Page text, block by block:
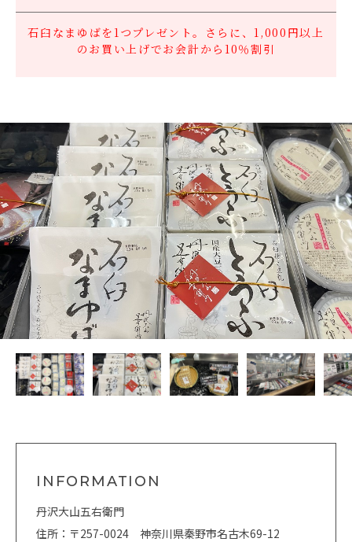
石臼なまゆばを1つプレゼント。さらに、1,000円以上
のお買い上げでお会計から10％割引
INFORMATION
丹沢大山五右衛門
住所：〒257-0024 神奈川県秦野市名古木69-12